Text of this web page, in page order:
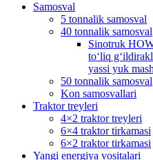
Samosval
5 tonnalik samosval
40 tonnalik samosval
Sinotruk
toʻliq
yassi yuk
50 tonnalik samosval
Kon samosvallari
Traktor treyleri
4×2 traktor treyleri
6×4 traktor tirkamasi
6×2 traktor tirkamasi
Yangi energiya vositalari